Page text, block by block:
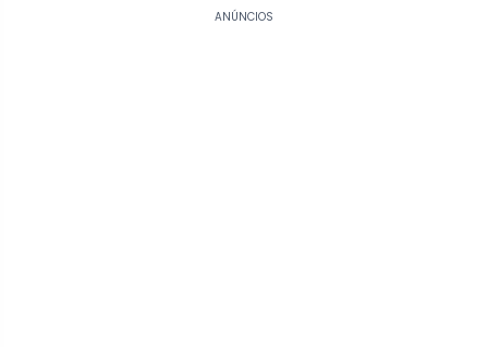
ANÚNCIOS